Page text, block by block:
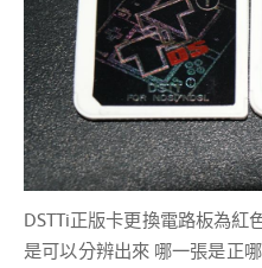
DSTTi正版卡更換電路板為紅
是可以分辨出來 哪一張是正